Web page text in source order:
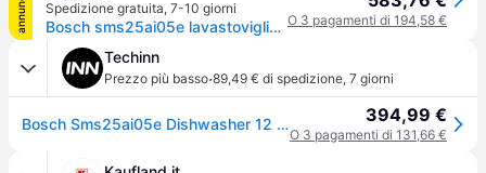
annuncio
Spedizione gratuita, 7-10 giorni
Bosch sms25ai05e lavastoviglie a libera installazione 12 coperti e O 3 pagamenti di 194,58 €
Techinn
Prezzo più basso·89,49 € di spedizione, 7 giorni
Bosch Sms25ai05e Dishwasher 12 Place Settings Argento 60 cm / EU Plug 220V 394,99 €
O 3 pagamenti di 131,66 €